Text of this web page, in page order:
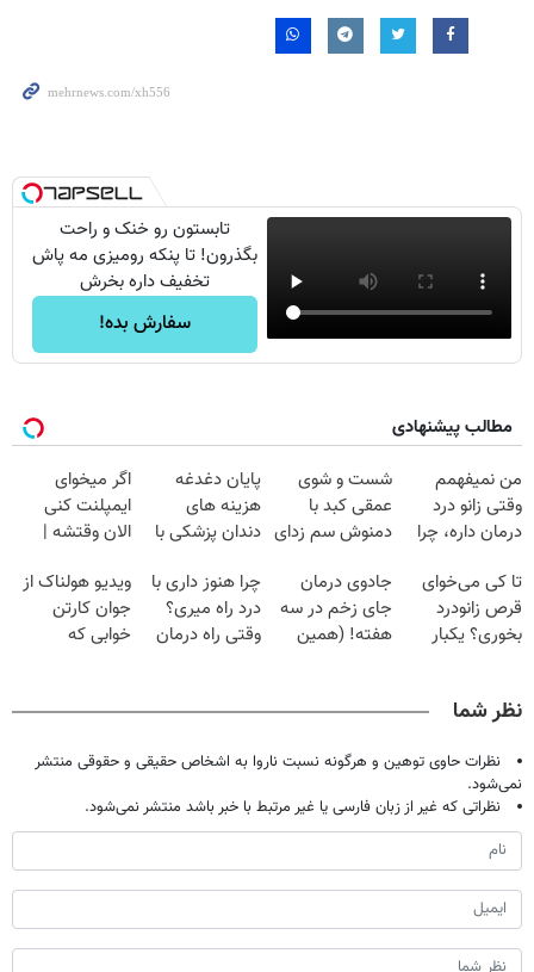
تابستون رو خنک و راحت
بگذرون! تا پنکه رومیزی مه پاش
تخفیف داره بخرش
سفارش بده!
مطالب پیشنهادی
من نمیفهمم
وقتی زانو درد
درمان داره، چرا
تحمل میکنی؟❗
شست و شوی
عمقی کبد با
دمنوش سم زدای
پایان دغدغه
هزینه های
دندان پزشکی با
خانگی
اگر میخوای
ایمپلنت کنی
الان وقتشه |
میلیون تومان!!!
تا کی می‌خوای
قرص زانودرد
بخوری؟ یکبار
جادوی درمان
جای زخم در سه
هفته! (همین
چرا هنوز داری با
درد راه میری؟
وقتی راه درمان
ویدیو هولناک از
جوان کارتن
خوابی که
نظر شما
نظرات حاوی توهین و هرگونه نسبت ناروا به اشخاص حقیقی و حقوقی منتشر
نمی‌شود.
نظراتی که غیر از زبان فارسی یا غیر مرتبط با خبر باشد منتشر نمی‌شود.